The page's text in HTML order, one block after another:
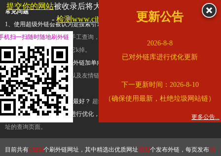
常见问题
1、使用超级外链会被认为是搜索引擎优化作弊吗？ 超级外链只是一个简便而集成
查询工具，模拟的是正常手工查询，不是作弊。如果是作弊，那您可以使用超级外
推广竞争对手的网址，让它k掉。
2、网站优化单纯依靠超级外链加单向链接可行吗？
链，需要结合普通的外链以及友情链接，您可以到站长论坛发布外链，到友情链接
台交换友情链接。
3、如何使用超级外链效果最好？ 超级外链不同于普通的外链，它是动态的链接，
有频繁使用超级外链工具进行优化，才能获得稳定的外链
，最终使搜索引擎收录带
址的查询页面。
目前共有13264个刷外链网址，其中精选出优质网址3332个发布外链，每页发布10
提交你的网站被收录后将大幅提升流量和外链，
查看展示页面
- 检测www.cihai123.com是否收录
更新公告
2026-8-8
已对外链库进行优化更新
下一更新时间：2026-8-10
（确保使用最新，杜绝垃圾网站链）
更多公告...
机扫一扫随时随地刷外链